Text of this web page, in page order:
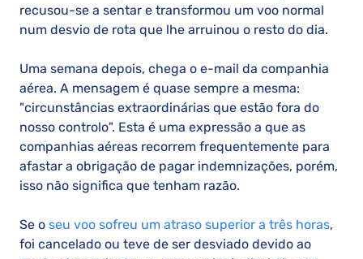
recusou-se a sentar e transformou um voo normal
num desvio de rota que lhe arruinou o resto do dia.
Uma semana depois, chega o e-mail da companhia
aérea. A mensagem é quase sempre a mesma:
"circunstâncias extraordinárias que estão fora do
nosso controlo". Esta é uma expressão a que as
companhias aéreas recorrem frequentemente para
afastar a obrigação de pagar indemnizações, porém,
isso não significa que tenham razão.
Se o seu voo sofreu um atraso superior a três horas,
foi cancelado ou teve de ser desviado devido ao